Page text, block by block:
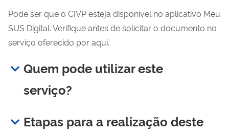
Pode ser que o CIVP esteja disponível no aplicativo Meu
SUS Digital. Verifique antes de solicitar o documento no
serviço oferecido por aqui.
Quem pode utilizar este
serviço?
Etapas para a realização deste